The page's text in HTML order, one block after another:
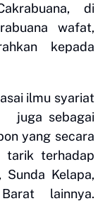
di
wafat,
kepada
ilmu syariat
juga sebagai
yang secara
tarik terhadap
Sunda Kelapa,
lainnya.